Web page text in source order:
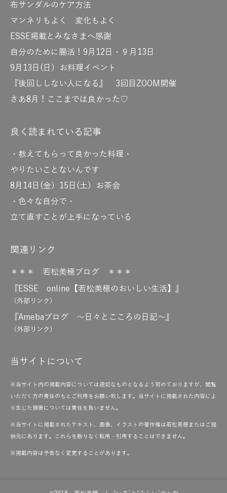
布サンダルのケア方法
マンネリもよく 変化もよく
ESSE掲載とみなさまへ感謝
自分のために腸活！9月12日・９月13日
9月13日(日）お料理イベント
『後回ししない人になる』 3回目ZOOM開催
さあ8月！ここまでは良かった♡
良く読まれている記事
・教えてもらって良かった料理・
やりたいことないんです
8月14日(金）15日(土）お茶会
・色々な自分で・
立て直すことが上手になっている
関連リンク
＊＊＊ 若松美穂ブログ ＊＊＊
『ESSE online【若松美穂のおいしい生活】』
（外部リンク）
『Amebaブログ ～日々とこころの日記～』
（外部リンク）
当サイトについて
※当サイト内の掲載内容については適切なものとなるよう努めておりますが、閲覧
いただく方の責任のもとご利用をお願い致します。当サイトに掲載された内容によ
り生じた損害については責任を負いません。
※当サイトに掲載されたテキスト、画像、イラストの著作権は若松美穂またはご提
供元にあります。これらを断りなく転用・引用することはできません。
※掲載内容は予告なく変更することがあります。